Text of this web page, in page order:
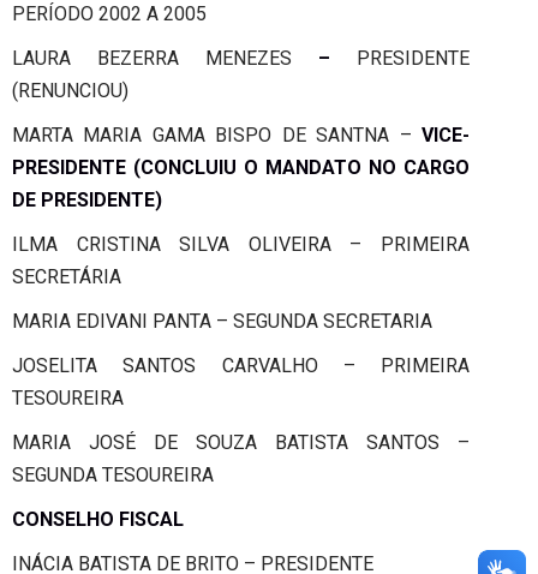
PERÍODO 2002 A 2005
LAURA BEZERRA MENEZES – PRESIDENTE
(RENUNCIOU)
MARTA MARIA GAMA BISPO DE SANTNA – VICE-
PRESIDENTE (CONCLUIU O MANDATO NO CARGO
DE PRESIDENTE)
ILMA CRISTINA SILVA OLIVEIRA – PRIMEIRA
SECRETÁRIA
MARIA EDIVANI PANTA – SEGUNDA SECRETARIA
JOSELITA SANTOS CARVALHO – PRIMEIRA
TESOUREIRA
MARIA JOSÉ DE SOUZA BATISTA SANTOS –
SEGUNDA TESOUREIRA
CONSELHO FISCAL
INÁCIA BATISTA DE BRITO – PRESIDENTE